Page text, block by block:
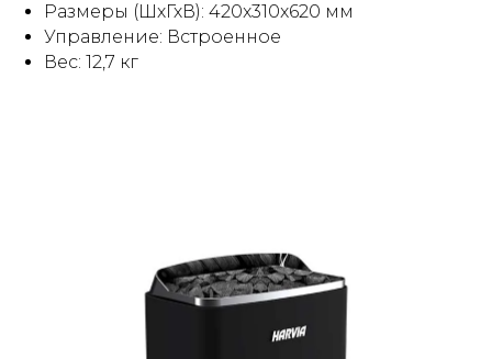
Размеры (ШхГхВ): 420x310x620 мм
Управление: Встроенное
Вес: 12,7 кг